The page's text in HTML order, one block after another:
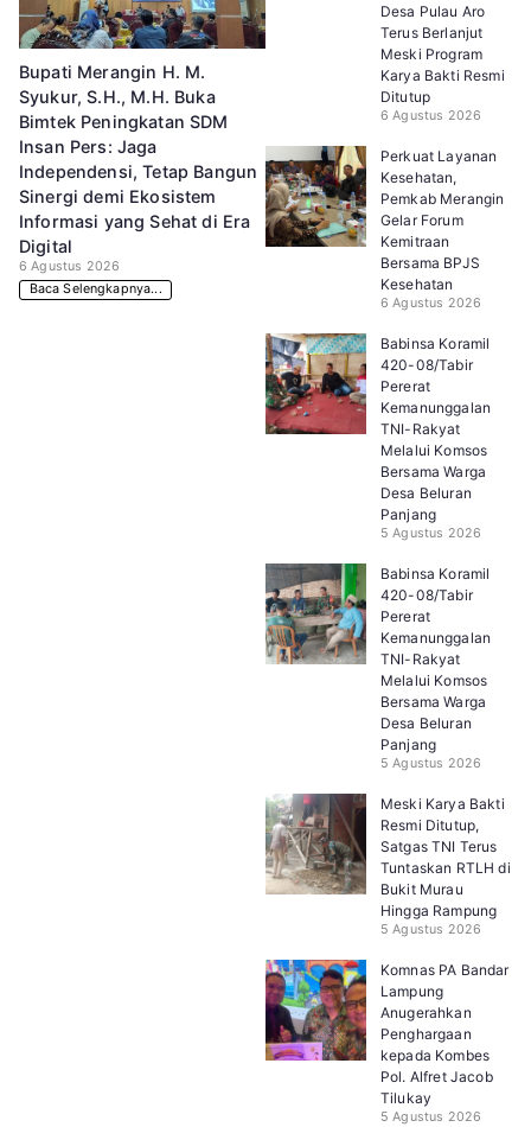
Bupati Merangin H. M.
Syukur, S.H., M.H. Buka
Bimtek Peningkatan SDM
Insan Pers: Jaga
Independensi, Tetap Bangun
Sinergi demi Ekosistem
Informasi yang Sehat di Era
Digital
6 Agustus 2026
Baca Selengkapnya...
Desa Pulau Aro
Terus Berlanjut
Meski Program
Karya Bakti Resmi
Ditutup
6 Agustus 2026
Perkuat Layanan
Kesehatan,
Pemkab Merangin
Gelar Forum
Kemitraan
Bersama BPJS
Kesehatan
6 Agustus 2026
Babinsa Koramil
420-08/Tabir
Pererat
Kemanunggalan
TNI-Rakyat
Melalui Komsos
Bersama Warga
Desa Beluran
Panjang
5 Agustus 2026
Babinsa Koramil
420-08/Tabir
Pererat
Kemanunggalan
TNI-Rakyat
Melalui Komsos
Bersama Warga
Desa Beluran
Panjang
5 Agustus 2026
Meski Karya Bakti
Resmi Ditutup,
Satgas TNI Terus
Tuntaskan RTLH di
Bukit Murau
Hingga Rampung
5 Agustus 2026
Komnas PA Bandar
Lampung
Anugerahkan
Penghargaan
kepada Kombes
Pol. Alfret Jacob
Tilukay
5 Agustus 2026